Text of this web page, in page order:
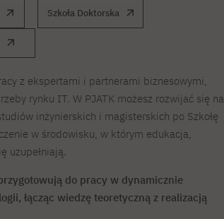
Szkoła Doktorska
z ekspertami i partnerami biznesowymi,
rynku IT. W PJATK możesz rozwijać się na
inżynierskich i magisterskich po Szkołę
w środowisku, w którym edukacja,
uzupełniają.
do pracy w dynamicznie
łącząc wiedzę teoretyczną z realizacją